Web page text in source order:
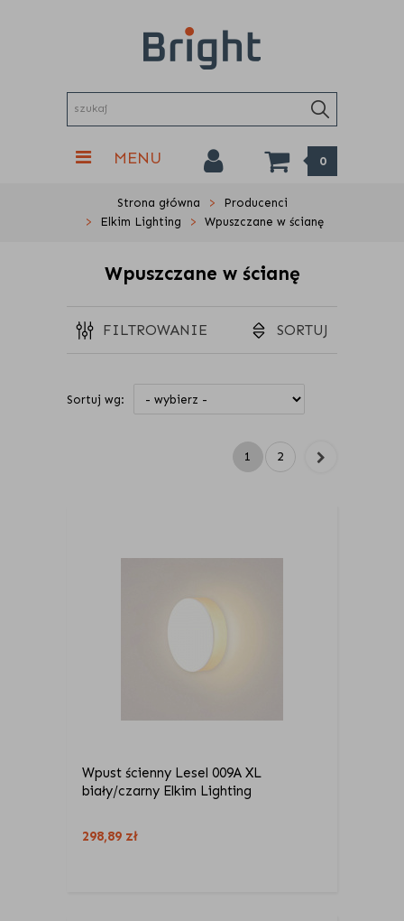
MENU 0
Strona główna
Producenci
Elkim Lighting
Wpuszczane w ścianę
Wpuszczane w ścianę
FILTROWANIE SORTUJ
Sortuj wg:
1 2
Wpust ścienny Lesel 009A XL
biały/czarny Elkim Lighting
298,89 zł